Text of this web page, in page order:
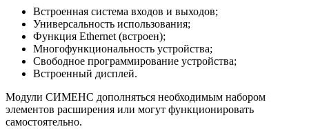
Встроенная система входов и выходов;
Универсальность использования;
Функция Ethernet (встроен);
Многофункциональность устройства;
Свободное программирование устройства;
Встроенный дисплей.
Модули СИМЕНС дополняться необходимым набором
элементов расширения или могут функционировать
самостоятельно.